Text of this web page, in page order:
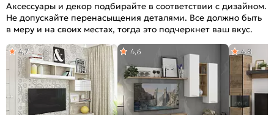
Аксессуары и декор подбирайте в соответствии с дизайном.
Не допускайте перенасыщения деталями. Все должно быть
в меру и на своих местах, тогда это подчеркнет ваш вкус.
4,7 4,6 4,8